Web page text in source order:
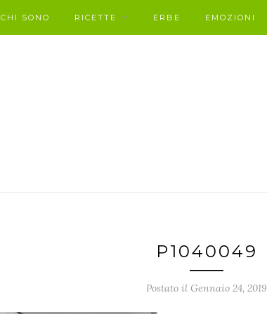
CHI SONO RICETTE ERBE EMOZIONI
P1040049
Postato il Gennaio 24, 2019